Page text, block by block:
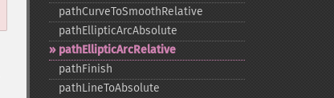
pathCurveToSmoothRelative
pathEllipticArcAbsolute
pathEllipticArcRelative
pathFinish
pathLineToAbsolute